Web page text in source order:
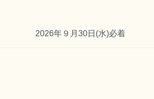
2026年９月30日(水)必着